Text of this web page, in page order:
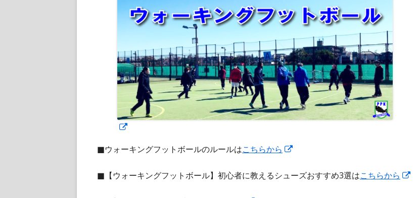
き
ま
す
い
■ウォーキングフットボールのルールはこちらから
い
■【ウォーキングフットボール】初心者に教えるシューズおすすめ3選はこちらから